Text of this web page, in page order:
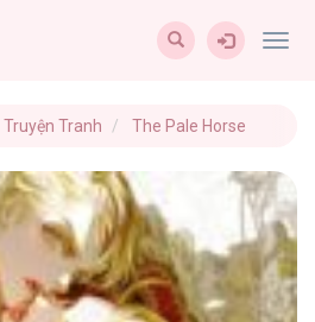
Truyện Tranh The Pale Horse